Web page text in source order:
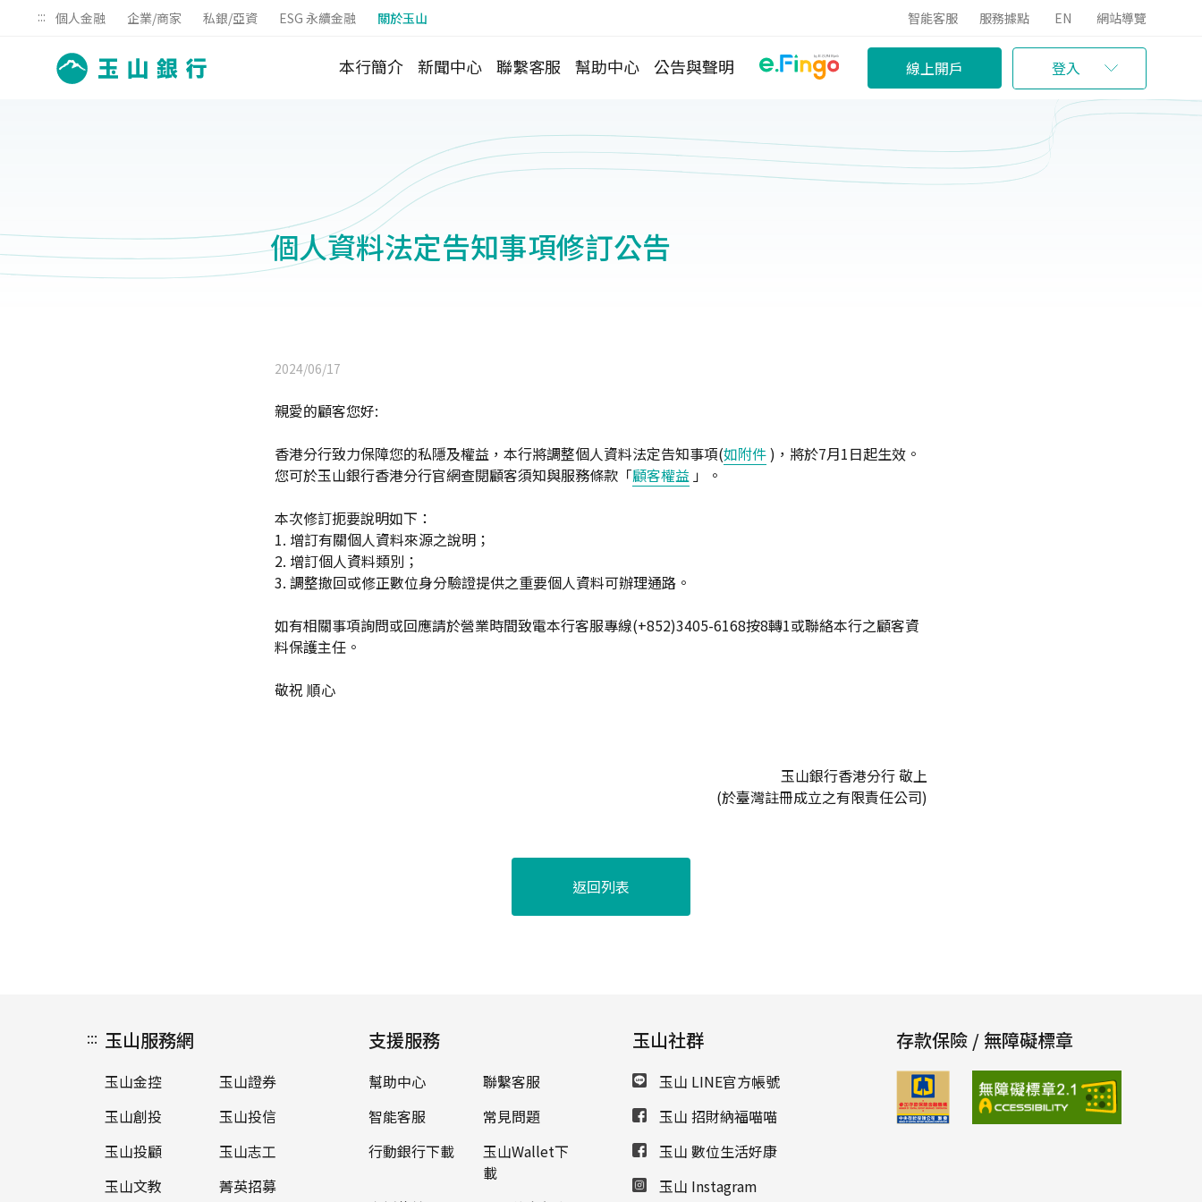
::: 個人金融 企業/商家 私銀/亞資 ESG 永續金融 關於玉山 智能客服 服務據點 EN 網站導覽
本行簡介 新聞中心 聯繫客服 幫助中心 公告與聲明 線上開戶 登入
個人資料法定告知事項修訂公告
2024/06/17
親愛的顧客您好:
香港分行致力保障您的私隱及權益，本行將調整個人資料法定告知事項(如附件)，將於7月1日起生效。
您可於玉山銀行香港分行官網查閱顧客須知與服務條款「顧客權益 」。
本次修訂扼要說明如下：
1. 增訂有關個人資料來源之說明；
2. 增訂個人資料類別；
3. 調整撤回或修正數位身分驗證提供之重要個人資料可辦理通路。
如有相關事項詢問或回應請於營業時間致電本行客服專線(+852)3405-6168按8轉1或聯絡本行之顧客資
料保護主任。
敬祝 順心
玉山銀行香港分行 敬上
(於臺灣註冊成立之有限責任公司)
返回列表
::: 玉山服務網
玉山金控
玉山證券
玉山創投
玉山投信
玉山投顧
玉山志工
玉山文教
菁英招募
支援服務
幫助中心
聯繫客服
智能客服
常見問題
行動銀行下載
玉山Wallet下
載
玉山社群
玉山 LINE官方帳號
玉山 招財納福喵喵
玉山 數位生活好康
玉山 Instagram
存款保險 / 無障礙標章